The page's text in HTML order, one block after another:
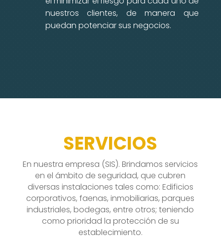
nuestros clientes, de manera que
puedan potenciar sus negocios.
SERVICIOS
En nuestra empresa (SIS). Brindamos servicios
en el ámbito de seguridad, que cubren
diversas instalaciones tales como: Edificios
corporativos, faenas, inmobiliarias, parques
industriales, bodegas, entre otros; teniendo
como prioridad la protección de su
establecimiento.